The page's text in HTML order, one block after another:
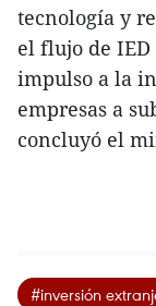
tecnología y
el flujo de
impulso a la
empresas a
concluyó el
#inversión